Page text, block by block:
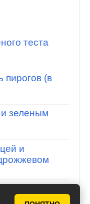
теста
пирогов (в
зеленым
и